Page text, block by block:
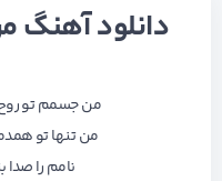
دانلود
من جسمم تو
من تنها تو
نامم را